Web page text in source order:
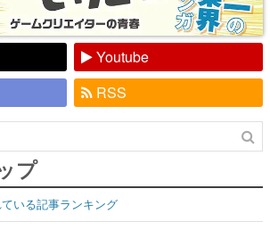
Youtube
RSS
プ
いる記事ランキング